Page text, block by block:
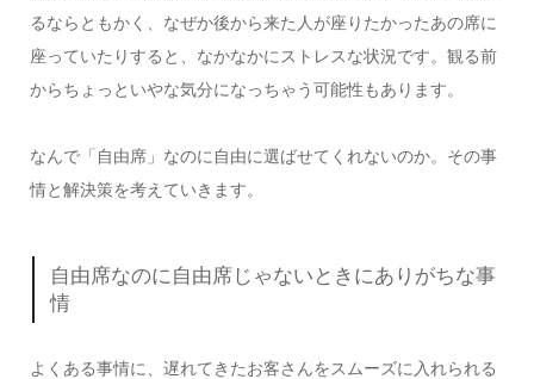
るならともかく、なぜか後から来た人が座りたかったあの席に
座っていたりすると、なかなかにストレスな状況です。観る前
からちょっといやな気分になっちゃう可能性もあります。
なんで「自由席」なのに自由に選ばせてくれないのか。その事
情と解決策を考えていきます。
自由席なのに自由席じゃないときにありがちな事
情
よくある事情に、遅れてきたお客さんをスムーズに入れられる